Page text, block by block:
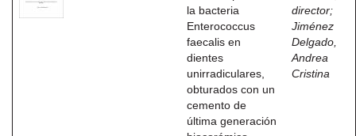
la bacteria
Enterococcus
faecalis en
dientes
unirradiculares,
obturados con un
cemento de
última generación
director;
Jiménez
Delgado,
Andrea
Cristina